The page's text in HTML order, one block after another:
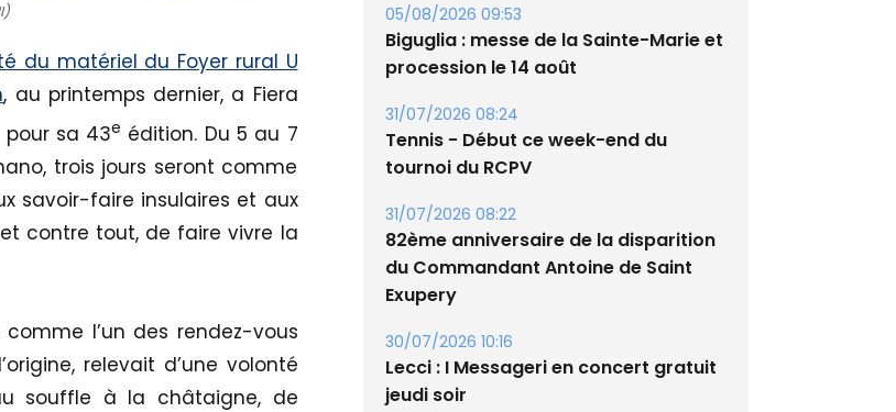
du matériel du Foyer rural U
, au printemps dernier, a Fiera
sa 43e édition. Du 5 au 7
trois jours seront comme
savoir-faire insulaires et aux
contre tout, de faire vivre la
comme l’un des rendez-vous
relevait d’une volonté
souffle à la châtaigne, de
05/08/2026 09:53
Biguglia : messe de la Sainte-Marie et
procession le 14 août
31/07/2026 08:24
Tennis - Début ce week-end du
tournoi du RCPV
31/07/2026 08:22
82ème anniversaire de la disparition
du Commandant Antoine de Saint
Exupery
30/07/2026 10:16
Lecci : I Messageri en concert gratuit
jeudi soir